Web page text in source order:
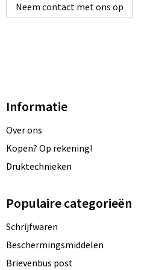
Neem contact met ons op
Informatie
Over ons
Kopen? Op rekening!
Druktechnieken
Populaire categorieën
Schrijfwaren
Beschermingsmiddelen
Brievenbus post